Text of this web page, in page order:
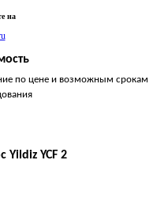
на
по цене и возможным срокам
Yildiz YCF 2